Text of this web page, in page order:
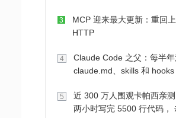
3
MCP 迎来最大更新：重回
HTTP
4
Claude Code 之父：每半
claude.md、skills 和 hooks
5
近 300 万人围观卡帕西亲测
两小时写完 5500 行代码，